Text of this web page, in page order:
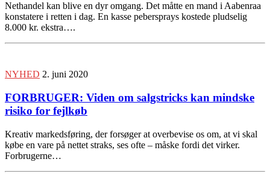
Nethandel kan blive en dyr omgang. Det måtte en mand i Aabenraa
konstatere i retten i dag. En kasse pebersprays kostede pludselig
8.000 kr. ekstra….
NYHED 2. juni 2020
FORBRUGER: Viden om salgstricks kan mindske
risiko for fejlkøb
Kreativ markedsføring, der forsøger at overbevise os om, at vi skal
købe en vare på nettet straks, ses ofte – måske fordi det virker.
Forbrugerne…